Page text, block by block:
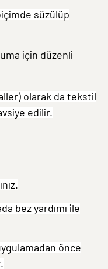
süzülüp
için düzenli
olarak da tekstil
edilir.
bez yardımı ile
önce